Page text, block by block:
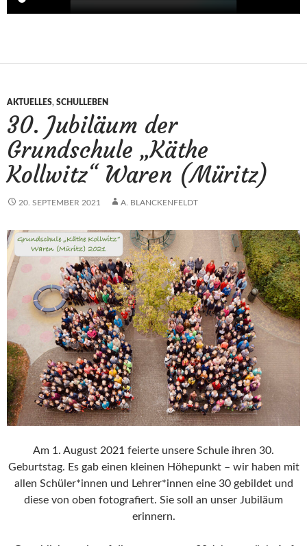
AKTUELLES, SCHULLEBEN
30. Jubiläum der
Grundschule „Käthe
Kollwitz“ Waren (Müritz)
20. SEPTEMBER 2021 A. BLANCKENFELDT
Am 1. August 2021 feierte unsere Schule ihren 30.
Geburtstag. Es gab einen kleinen Höhepunkt – wir haben mit
allen Schüler*innen und Lehrer*innen eine 30 gebildet und
diese von oben fotografiert. Sie soll an unser Jubiläum
erinnern.